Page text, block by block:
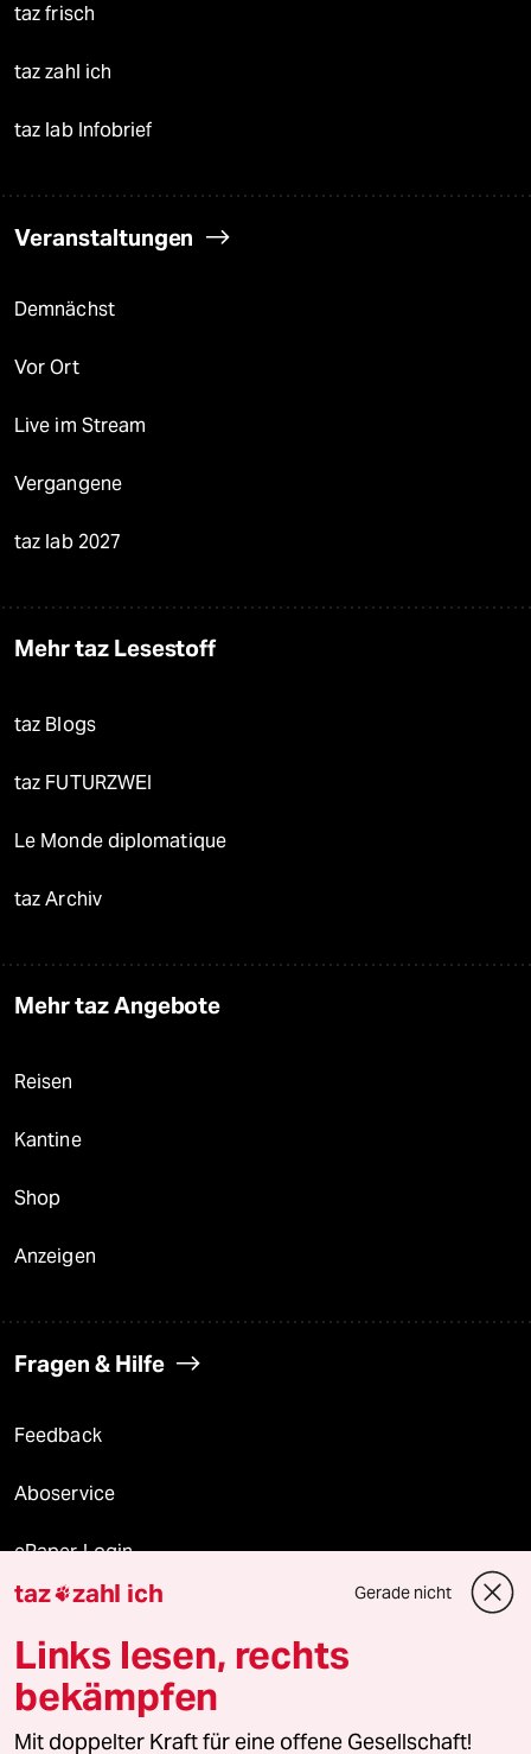
taz frisch
taz zahl ich
taz lab Infobrief
Veranstaltungen
Demnächst
Vor Ort
Live im Stream
Vergangene
taz lab 2027
Mehr taz Lesestoff
taz Blogs
taz FUTURZWEI
Le Monde diplomatique
taz Archiv
Mehr taz Angebote
Reisen
Kantine
Shop
Anzeigen
Fragen & Hilfe
Feedback
Aboservice
ePaper Login
Downloads für Abonnierende
© 2026 taz Verlags und Vertriebs GmbH
Alle Rechte vorbehalten. Bei rechtlichen Fragen oder für Genehmigungen
taz zahl ich Gerade nicht
Links lesen, rechts
bekämpfen
Mit doppelter Kraft für eine offene Gesellschaft!